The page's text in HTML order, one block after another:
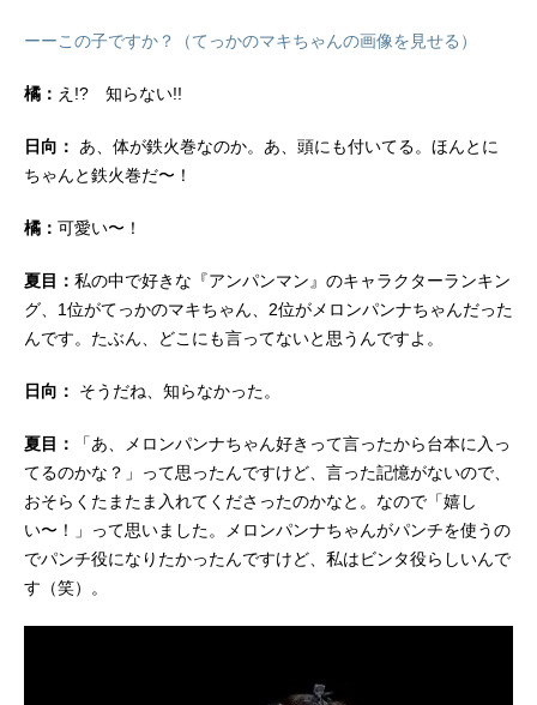
ーーこの子ですか？（てっかのマキちゃんの画像を見せる）
橘： え!? 知らない!!
日向： あ、体が鉄火巻なのか。あ、頭にも付いてる。ほんとに
ちゃんと鉄火巻だ〜！
橘： 可愛い〜！
夏目： 私の中で好きな『アンパンマン』のキャラクターランキン
グ、1位がてっかのマキちゃん、2位がメロンパンナちゃんだった
んです。たぶん、どこにも言ってないと思うんですよ。
日向： そうだね、知らなかった。
夏目：
「あ、メロンパンナちゃん好きって言ったから台本に入っ
てるのかな？」って思ったんですけど、言った記憶がないので、
おそらくたまたま入れてくださったのかなと。なので「嬉し
い〜！」って思いました。メロンパンナちゃんがパンチを使うの
でパンチ役になりたかったんですけど、私はビンタ役らしいんで
す（笑）。